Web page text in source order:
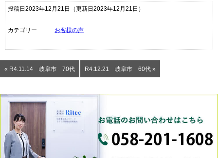
投稿日2023年12月21日 （更新日2023年12月21日）
カテゴリー お客様の声
« R4.11.14 岐阜市 70代 R4.12.21 岐阜市 60代 »